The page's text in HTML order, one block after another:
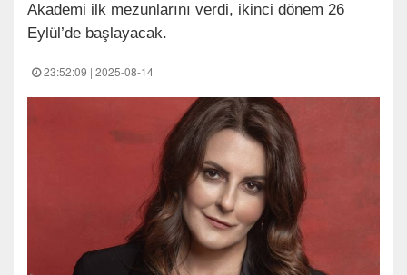
Akademi ilk mezunlarını verdi, ikinci dönem 26
Eylül’de başlayacak.
23:52:09 | 2025-08-14